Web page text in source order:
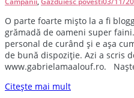
O parte foarte mișto la a fi
grămadă de oameni super
personal de curând și e așa
de bună dispoziție. Azi a scris
www.gabrielamaalouf.ro.
Citește mai mult